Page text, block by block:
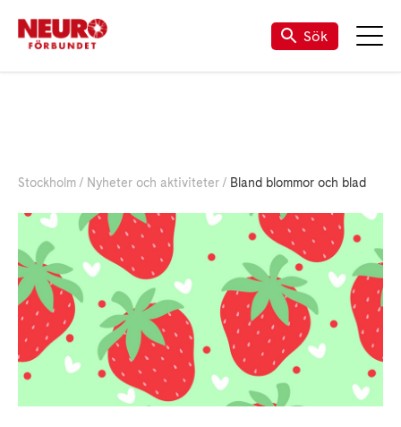
Sök
Stockholm Nyheter och aktiviteter Bland blommor och blad